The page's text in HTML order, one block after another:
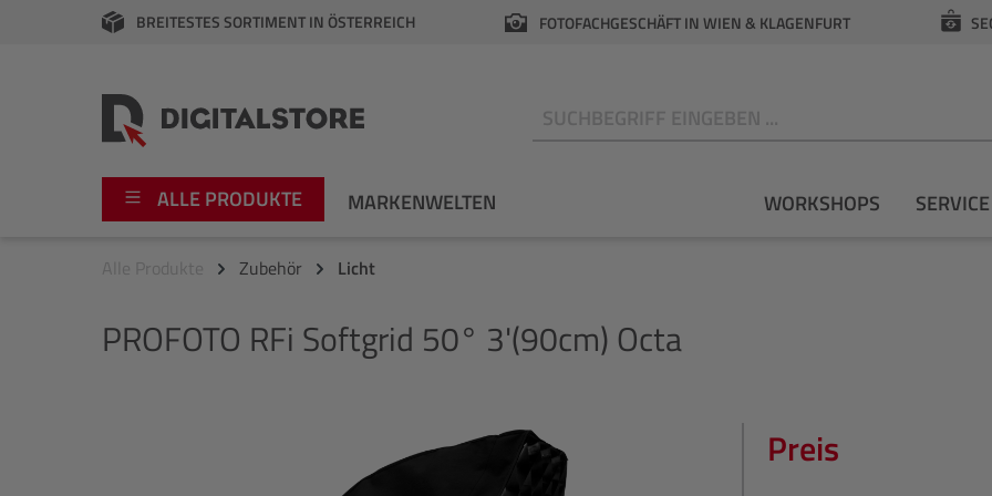
Zur Hauptnavigation springen
BREITESTES SORTIMENT IN ÖSTERREICH FOTOFACHGESCHÄFT IN WIEN & KLAGENFURT
ALLE PRODUKTE MARKENWELTEN
Video
Fujifilm
WORKSHOPS SERVICE
Alle Produkte Zubehör Licht
PROFOTO RFi Softgrid 50° 3'(90cm) Octa
Preis